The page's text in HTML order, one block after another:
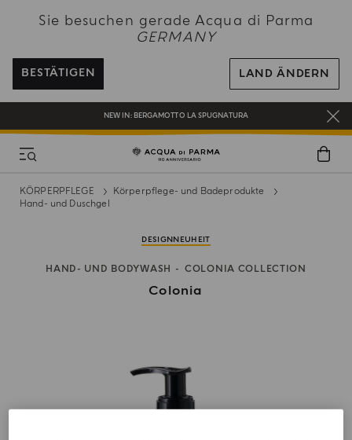
Sie besuchen gerade Acqua di Parma
GERMANY
BESTÄTIGEN LAND ÄNDERN
BEI ALLEN BESTELLUNGEN ÜBER 120€ ERHALTEN SIE EINE KOSTENLOSE
LIEFERUNG
REGISTRIEREN SIE SICH UND GENIESSEN SIE EINE WELT VOLLER VORTEILE
EIN GESCHENK FÜR SIE AUF ALLE BESTELLUNGEN ÜBER 180€
NEW IN: BERGAMOTTO LA SPUGNATURA
KÖRPERPFLEGE
Körperpflege- und Badeprodukte
Hand- und Duschgel
DESIGNNEUHEIT
HAND- UND BODYWASH COLONIA COLLECTION
Colonia